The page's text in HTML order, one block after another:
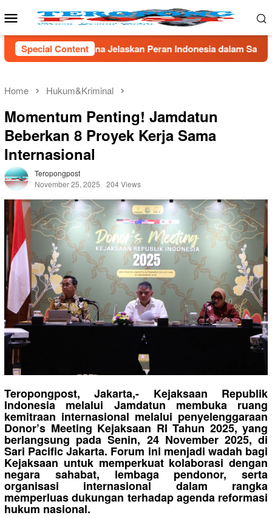
to
Mobile
Menu
Special Content
Peran Indonesia dalam Sains Global *Tak
Home Hukum&Kriminal
Momentum Penting! Jamdatun
Beberkan 8 Proyek Kerja Sama
Internasional
Teropongpost
November 25, 2025
204 Views
Teropongpost, Jakarta,- Kejaksaan Republik
Indonesia melalui Jamdatun membuka ruang
kemitraan internasional melalui penyelenggaraan
Donor’s Meeting Kejaksaan RI Tahun 2025, yang
berlangsung pada Senin, 24 November 2025, di
Sari Pacific Jakarta. Forum ini menjadi wadah bagi
Kejaksaan untuk memperkuat kolaborasi dengan
negara sahabat, lembaga pendonor, serta
organisasi internasional dalam rangka
memperluas dukungan terhadap agenda reformasi
hukum nasional.